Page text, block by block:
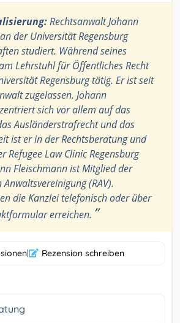
Rechtsanwalt Johann
der Universität Regensburg
studiert. Während seines
Lehrstuhl für Öffentliches Recht
Regensburg tätig. Er ist seit
zugelassen. Johann
sich vor allem auf das
Ausländerstrafrecht und das
ist er in der Rechtsberatung und
Refugee Law Clinic Regensburg
Fleischmann ist Mitglied der
(RAV).
die Kanzlei telefonisch oder über
erreichen. ”
| Rezension schreiben